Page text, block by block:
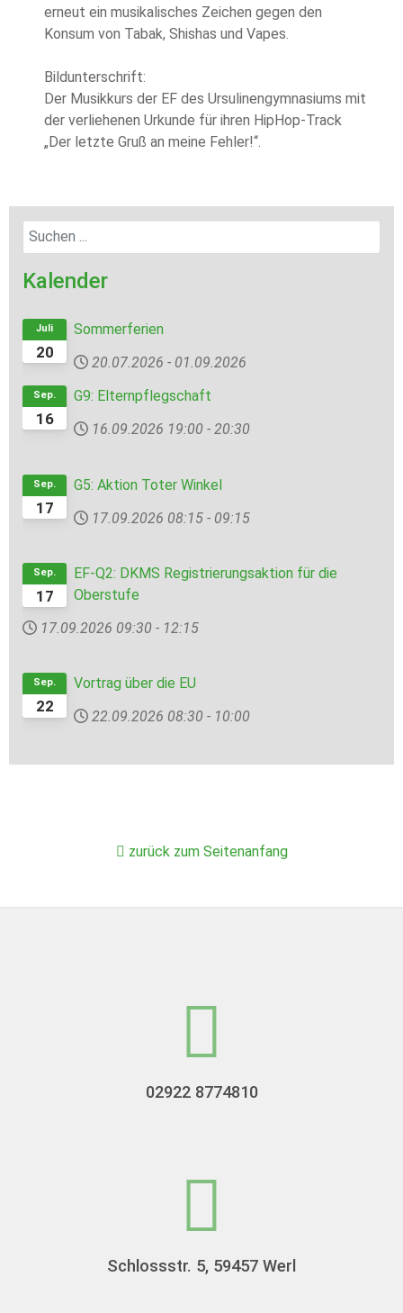
erneut ein musikalisches Zeichen gegen den
Konsum von Tabak, Shishas und Vapes.
Bildunterschrift:
Der Musikkurs der EF des Ursulinengymnasiums mit
der verliehenen Urkunde für ihren HipHop-Track
„Der letzte Gruß an meine Fehler!“.
Kalender
20
Juli
Sommerferien
20.07.2026 - 01.09.2026
16
Sep.
G9: Elternpflegschaft
16.09.2026 19:00 - 20:30
17
Sep.
G5: Aktion Toter Winkel
17.09.2026 08:15 - 09:15
17
Sep.
EF-Q2: DKMS Registrierungsaktion für die
Oberstufe
17.09.2026 09:30 - 12:15
22
Sep.
Vortrag über die EU
22.09.2026 08:30 - 10:00
zurück zum Seitenanfang
02922 8774810
Schlossstr. 5, 59457 Werl